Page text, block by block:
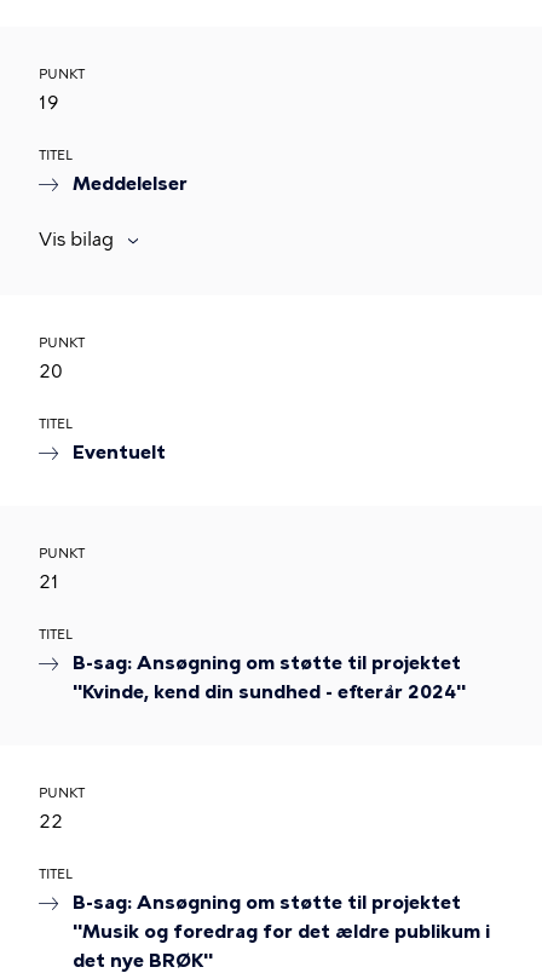
PUNKT
19
TITEL
Meddelelser
Vis bilag
PUNKT
20
TITEL
Eventuelt
PUNKT
21
TITEL
B-sag: Ansøgning om støtte til projektet
"Kvinde, kend din sundhed - efterår 2024"
PUNKT
22
TITEL
B-sag: Ansøgning om støtte til projektet
"Musik og foredrag for det ældre publikum i
det nye BRØK"